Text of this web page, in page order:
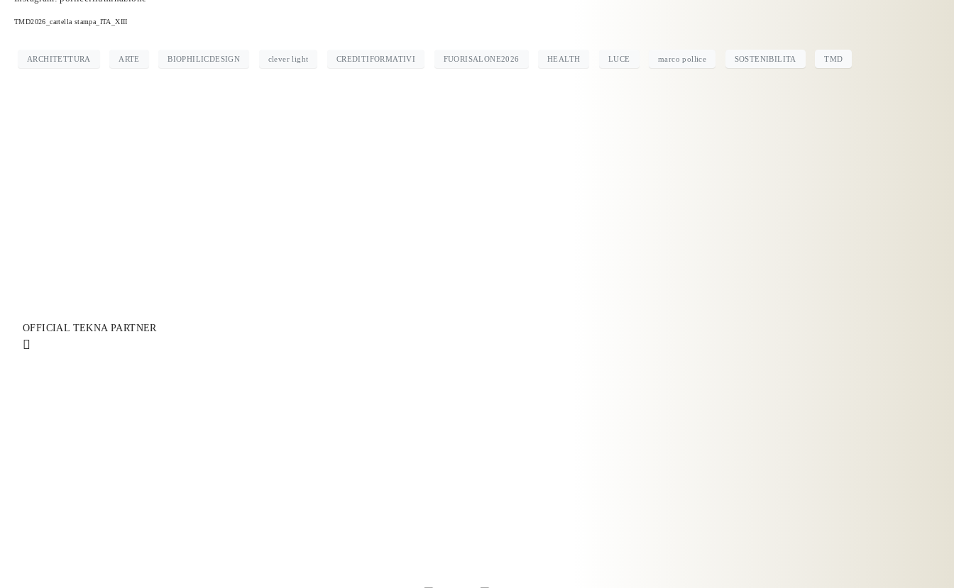
TMD2026_cartella stampa_ITA_XIII
ARCHITETTURA ARTE BIOPHILICDESIGN clever light CREDITIFORMATIVI FUORISALONE2026 HEALTH LUCE marco pollice SOSTENIBILITA TMD
OFFICIAL TEKNA PARTNER